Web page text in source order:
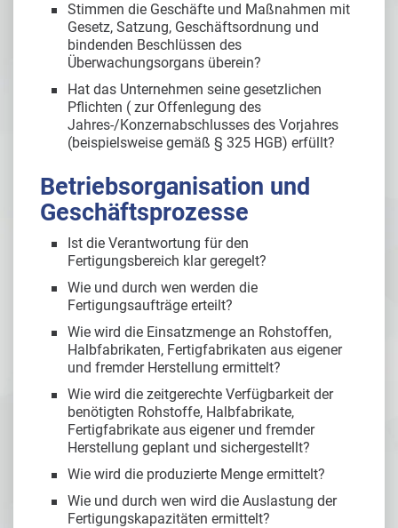
Stimmen die Geschäfte und Maßnahmen mit
Gesetz, Satzung, Geschäftsordnung und
bindenden Beschlüssen des
Überwachungsorgans überein?
Hat das Unternehmen seine gesetzlichen
Pflichten ( zur Offenlegung des
Jahres-/Konzernabschlusses des Vorjahres
(beispielsweise gemäß § 325 HGB) erfüllt?
Betriebsorganisation und
Geschäftsprozesse
Ist die Verantwortung für den
Fertigungsbereich klar geregelt?
Wie und durch wen werden die
Fertigungsaufträge erteilt?
Wie wird die Einsatzmenge an Rohstoffen,
Halbfabrikaten, Fertigfabrikaten aus eigener
und fremder Herstellung ermittelt?
Wie wird die zeitgerechte Verfügbarkeit der
benötigten Rohstoffe, Halbfabrikate,
Fertigfabrikate aus eigener und fremder
Herstellung geplant und sichergestellt?
Wie wird die produzierte Menge ermittelt?
Wie und durch wen wird die Auslastung der
Fertigungskapazitäten ermittelt?